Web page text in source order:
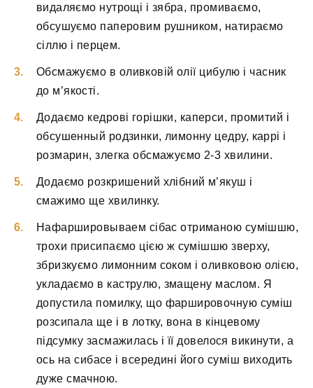
видаляємо нутрощі і зябра, промиваємо,
обсушуємо паперовим рушником, натираємо
сіллю і перцем.
Обсмажуємо в оливковій олії цибулю і часник
до м’якості.
Додаємо кедрові горішки, каперси, промитий і
обсушенный родзинки, лимонну цедру, каррі і
розмарин, злегка обсмажуємо 2-3 хвилини.
Додаємо розкришений хлібний м’якуш і
смажимо ще хвилинку.
Нафаршировываем сібас отриманою сумішшю,
трохи присипаємо цією ж сумішшю зверху,
збризкуємо лимонним соком і оливковою олією,
укладаємо в каструлю, змащену маслом. Я
допустила помилку, що фаршировочную суміш
розсипала ще і в лотку, вона в кінцевому
підсумку засмажилась і її довелося викинути, а
ось на сибасе і всередині його суміш виходить
дуже смачною.